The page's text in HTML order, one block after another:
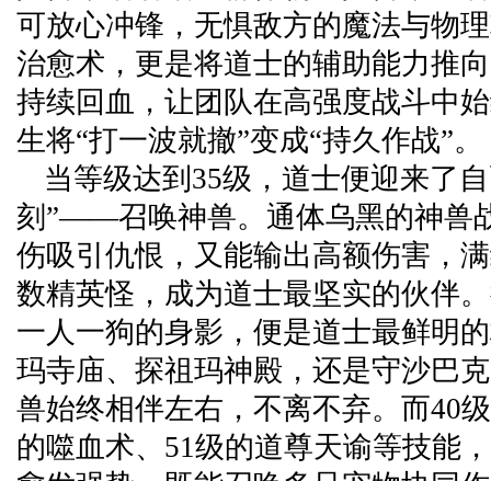
可放心冲锋，无惧敌方的魔法与物
治愈术，更是将道士的辅助能力推
持续回血，让团队在高强度战斗中
生将“打一波就撤”变成“持久作战”。
当等级达到35级，道士便迎来了
刻”——召唤神兽。通体乌黑的神兽
伤吸引仇恨，又能输出高额伤害，
数精英怪，成为道士最坚实的伙伴
一人一狗的身影，便是道士最鲜明
玛寺庙、探祖玛神殿，还是守沙巴
兽始终相伴左右，不离不弃。而40
的噬血术、51级的道尊天谕等技能